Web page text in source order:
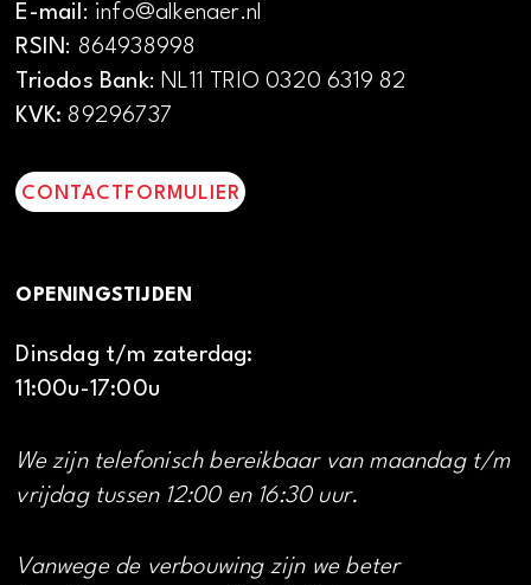
E-mail: info@alkenaer.nl
RSIN: 864938998
Triodos Bank: NL11 TRIO 0320 6319 82
KVK: 89296737
CONTACTFORMULIER
OPENINGSTIJDEN
Dinsdag t/m zaterdag:
11:00u-17:00u
We zijn telefonisch bereikbaar van maandag t/m
vrijdag tussen 12:00 en 16:30 uur.
Vanwege de verbouwing zijn we beter